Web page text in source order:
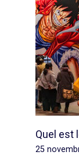
Quel est
25